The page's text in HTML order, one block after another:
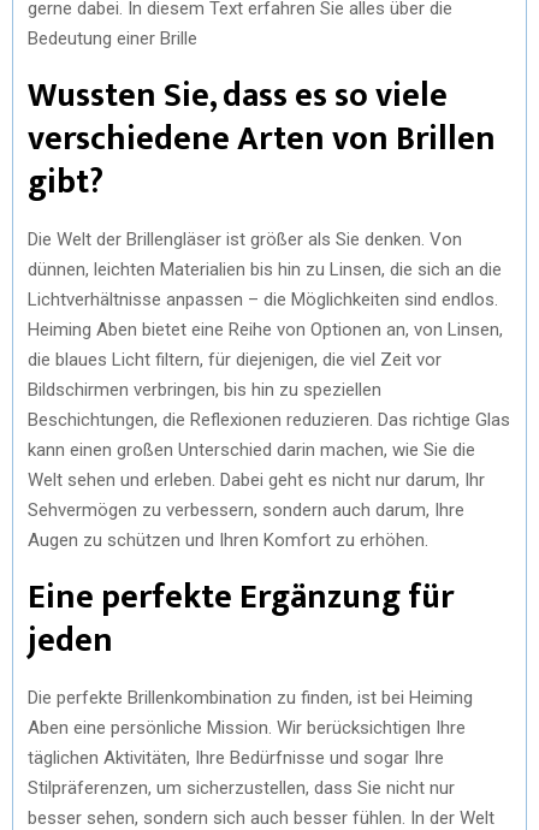
gerne dabei. In diesem Text erfahren Sie alles über die
Bedeutung einer Brille
Wussten Sie, dass es so viele
verschiedene Arten von Brillen
gibt?
Die Welt der Brillengläser ist größer als Sie denken. Von
dünnen, leichten Materialien bis hin zu Linsen, die sich an die
Lichtverhältnisse anpassen – die Möglichkeiten sind endlos.
Heiming Aben bietet eine Reihe von Optionen an, von Linsen,
die blaues Licht filtern, für diejenigen, die viel Zeit vor
Bildschirmen verbringen, bis hin zu speziellen
Beschichtungen, die Reflexionen reduzieren. Das richtige Glas
kann einen großen Unterschied darin machen, wie Sie die
Welt sehen und erleben. Dabei geht es nicht nur darum, Ihr
Sehvermögen zu verbessern, sondern auch darum, Ihre
Augen zu schützen und Ihren Komfort zu erhöhen.
Eine perfekte Ergänzung für
jeden
Die perfekte Brillenkombination zu finden, ist bei Heiming
Aben eine persönliche Mission. Wir berücksichtigen Ihre
täglichen Aktivitäten, Ihre Bedürfnisse und sogar Ihre
Stilpräferenzen, um sicherzustellen, dass Sie nicht nur
besser sehen, sondern sich auch besser fühlen. In der Welt